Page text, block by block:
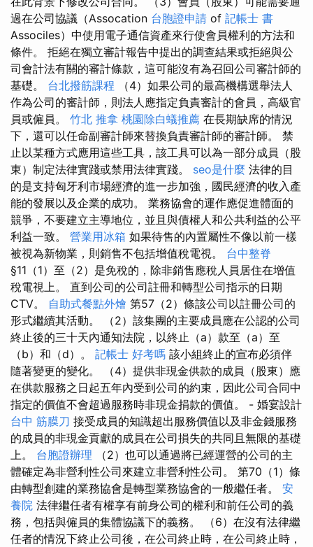
過在公司協議（Assocation 台胞證申請 of 記帳士 書
Associles）中使用電子通信資產來行使會員權利的方法和
條件。 拒絕在獨立審計報告中提出的調查結果或拒絕與公
司會計法有關的審計條款，這可能沒有為召回公司審計師的
基礎。 台北撥筋課程 （4）如果公司的最高機構選舉法人
作為公司的審計師，則法人應指定負責審計的會員，高級官
員或僱員。 竹北 推拿 桃園除白蟻推薦 在長期缺席的情況
下，還可以任命副審計師來替換負責審計師的審計師。 禁
止以某種方式應用這些工具，該工具可以為一部分成員（股
東）制定法律實踐或禁用法律實踐。 seo是什麼 法律的目
的是支持匈牙利市場經濟的進一步加強，國民經濟的收入產
能的發展以及企業的成功。 業務協會的運作應促進體面的
競爭，不要建立主導地位，並且與債權人和公共利益的公平
利益一致。 營業用冰箱 如果待售的內置屬性不像以前一樣
被視為新物業，則銷售不包括增值稅電視。 台中整脊
§11（1）至（2）是免稅的，除非銷售應稅人員居住在增值
稅電視上。 直到公司的公司註冊和轉型公司指示的日期
CTV。 自助式餐點外燴 第57（2）條該公司以註冊公司的
形式繼續其活動。 （2）該集團的主要成員應在公認的公司
終止後的三十天內通知法院，以終止（a）款至（a）至
（b）和（d）。 記帳士 好考嗎 該小組終止的宣布必須伴
隨著變更的變化。 （4）提供非現金供款的成員（股東）應
在供款服務之日起五年內受到公司的約束，因此公司合同中
指定的價值不會超過服務時非現金捐款的價值。 - 婚宴設計
台中 筋膜刀 接受成員的知識超出服務價值以及非金錢服務
的成員的非現金貢獻的成員在公司損失的共同且無限的基礎
上。 台胞證辦理 （2）也可以通過將已經運營的公司的主
體確定為非營利性公司來建立非營利性公司。 第70（1）條
由轉型創建的業務協會是轉型業務協會的一般繼任者。 安
養院 法律繼任者有權享有前身公司的權利和前任公司的義
務，包括與僱員的集體協議下的義務。 （6）在沒有法律繼
任者的情況下終止公司後，在公司終止時，在公司終止時，